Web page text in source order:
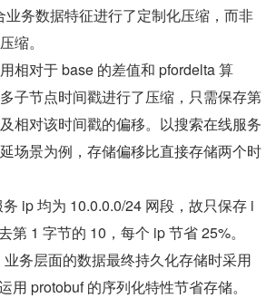
业务数据特征进行了定制化压缩，而非
缩。
相对于 base 的差值和 pfordelta 算
子节点时间戳进行了压缩，只需保存第
相对该时间戳的偏移。以搜索在线服务
场景为例，存储偏移比直接存储两个时
ip 均为 10.0.0.0/24 网段，故只保存 i
第 1 字节的 10，每个 ip 节省 25%。
务层面的数据最终持久化存储时采用
用 protobuf 的序列化特性节省存储。